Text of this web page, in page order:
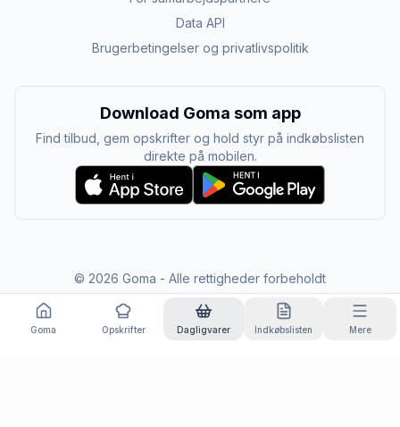
Data API
Brugerbetingelser og privatlivspolitik
Download Goma som app
Find tilbud, gem opskrifter og hold styr på indkøbslisten
direkte på mobilen.
© 2026 Goma - Alle rettigheder forbeholdt
Goma Opskrifter Dagligvarer Indkøbslisten Mere